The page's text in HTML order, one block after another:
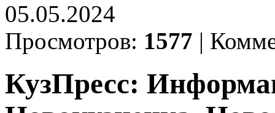
05.05.2024
Просмотров: 1577 |
КузПресс: